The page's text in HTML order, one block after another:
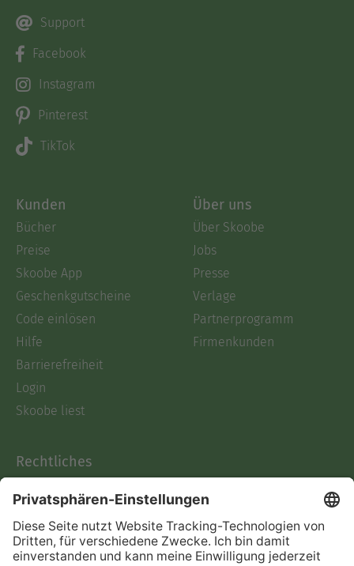
Support
Facebook
Instagram
Pinterest
TikTok
Kunden
Bücher
Preise
Skoobe App
Geschenkgutscheine
Code einlösen
Hilfe
Barrierefreiheit
Login
Skoobe liest
Über uns
Über Skoobe
Jobs
Presse
Verlage
Partnerprogramm
Firmenkunden
Rechtliches
AGB
Informationen nach Data
Act